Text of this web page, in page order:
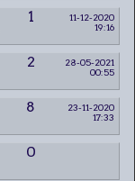
1
11-12-2020
19:16
2
28-05-2021
00:55
8
23-11-2020
17:33
0